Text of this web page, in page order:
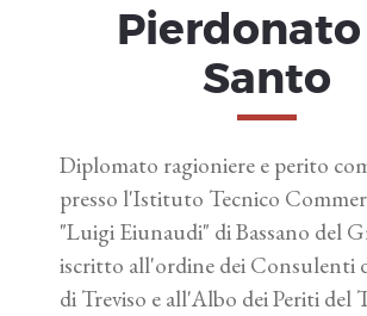
Pierdonato
Santo
Diplomato ragioniere e perito
presso l'Istituto Tecnico
"Luigi Eiunaudi" di Bassano del
iscritto all'ordine dei Consulenti
di Treviso e all'Albo dei Periti del